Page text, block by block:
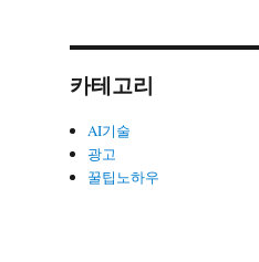
카테고리
AI기술
광고
꿀팁노하우